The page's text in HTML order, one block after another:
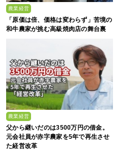
農業経営
「原価は倍、価格は変わらず」苦境の
和牛農家が挑む高級焼肉店の舞台裏
農業経営
父から継いだのは3500万円の借金。
元会社員が赤字農家を5年で再生させ
た経営改革